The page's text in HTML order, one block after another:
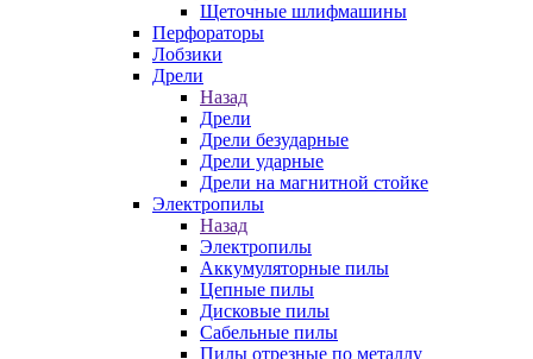
Щеточные шлифмашины
Перфораторы
Лобзики
Дрели
Назад
Дрели
Дрели безударные
Дрели ударные
Дрели на магнитной стойке
Электропилы
Назад
Электропилы
Аккумуляторные пилы
Цепные пилы
Дисковые пилы
Сабельные пилы
Пилы отрезные по металлу